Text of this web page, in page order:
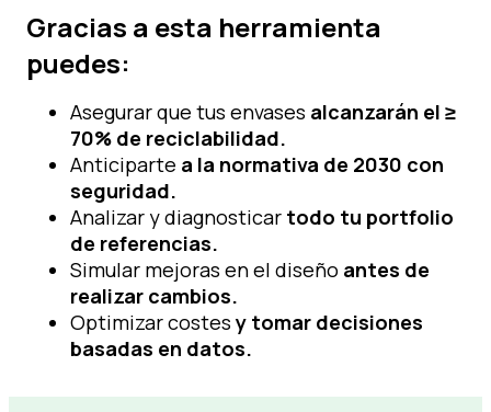
Gracias a esta herramienta
puedes:
Asegurar que tus envases alcanzarán el ≥
70% de reciclabilidad.
Anticiparte a la normativa de 2030 con
seguridad.
Analizar y diagnosticar todo tu portfolio
de referencias.
Simular mejoras en el diseño antes de
realizar cambios.
Optimizar costes y tomar decisiones
basadas en datos.